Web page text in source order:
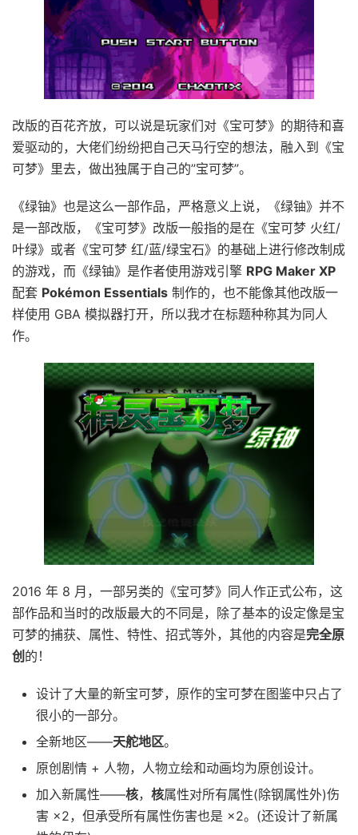
改版的百花齐放，可以说是玩家们对《宝可梦》的期待和喜
爱驱动的，大佬们纷纷把自己天马行空的想法，融入到《宝
可梦》里去，做出独属于自己的”宝可梦”。
《绿铀》也是这么一部作品，严格意义上说，《绿铀》并不
是一部改版，《宝可梦》改版一般指的是在《宝可梦 火红/
叶绿》或者《宝可梦 红/蓝/绿宝石》的基础上进行修改制成
的游戏，而《绿铀》是作者使用游戏引擎 RPG Maker XP
配套 Pokémon Essentials 制作的，也不能像其他改版一
样使用 GBA 模拟器打开，所以我才在标题种称其为同人
作。
2016 年 8 月，一部另类的《宝可梦》同人作正式公布，这
部作品和当时的改版最大的不同是，除了基本的设定像是宝
可梦的捕获、属性、特性、招式等外，其他的内容是完全原
创 的！
设计了大量的新宝可梦，原作的宝可梦在图鉴中只占了
很小的一部分。
全新地区——天舵地区。
原创剧情 + 人物，人物立绘和动画均为原创设计。
加入新属性——核， 核属性对所有属性(除钢属性外)伤
害 ×2，但承受所有属性伤害也是 ×2。(还设计了新属